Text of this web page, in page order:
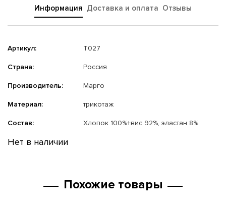
Информация Доставка и оплата Отзывы
Артикул: Т027
Страна: Россия
Производитель: Марго
Материал: трикотаж
Состав: Хлопок 100%+вис 92%, эластан 8%
Нет в наличии
Похожие товары